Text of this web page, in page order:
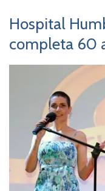
Hospital
completa 60